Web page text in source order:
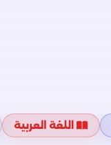
اللغة العربية